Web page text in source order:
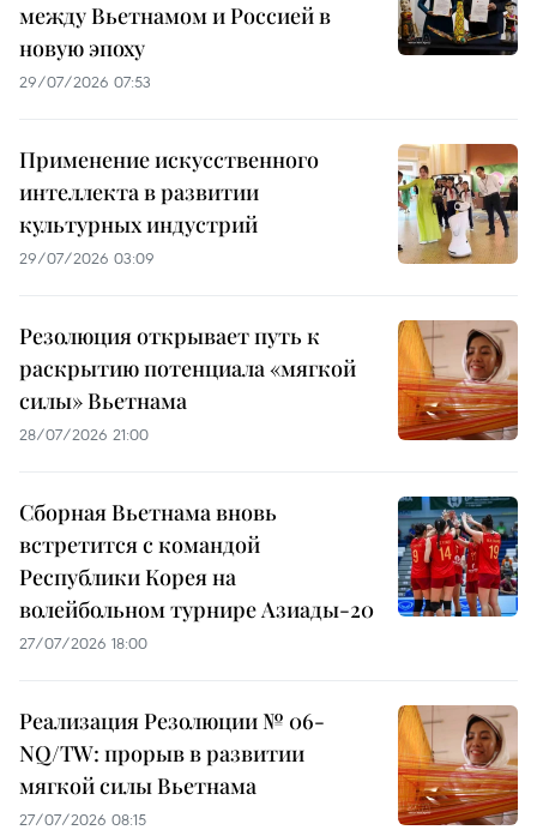
между Вьетнамом и Россией в
новую эпоху
29/07/2026 07:53
Применение искусственного
интеллекта в развитии
культурных индустрий
29/07/2026 03:09
Резолюция открывает путь к
раскрытию потенциала «мягкой
силы» Вьетнама
28/07/2026 21:00
Сборная Вьетнама вновь
встретится с командой
Республики Корея на
волейбольном турнире Азиады-20
27/07/2026 18:00
Реализация Резолюции № 06-
NQ/TW: прорыв в развитии
мягкой силы Вьетнама
27/07/2026 08:15